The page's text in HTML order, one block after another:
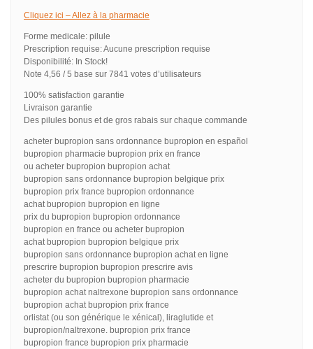
Cliquez ici – Allez à la pharmacie
Forme medicale: pilule
Prescription requise: Aucune prescription requise
Disponibilité: In Stock!
Note 4,56 / 5 base sur 7841 votes d’utilisateurs
100% satisfaction garantie
Livraison garantie
Des pilules bonus et de gros rabais sur chaque commande
acheter bupropion sans ordonnance bupropion en español
bupropion pharmacie bupropion prix en france
ou acheter bupropion bupropion achat
bupropion sans ordonnance bupropion belgique prix
bupropion prix france bupropion ordonnance
achat bupropion bupropion en ligne
prix du bupropion bupropion ordonnance
bupropion en france ou acheter bupropion
achat bupropion bupropion belgique prix
bupropion sans ordonnance bupropion achat en ligne
prescrire bupropion bupropion prescrire avis
acheter du bupropion bupropion pharmacie
bupropion achat naltrexone bupropion sans ordonnance
bupropion achat bupropion prix france
orlistat (ou son générique le xénical), liraglutide et
bupropion/naltrexone. bupropion prix france
bupropion france bupropion prix pharmacie